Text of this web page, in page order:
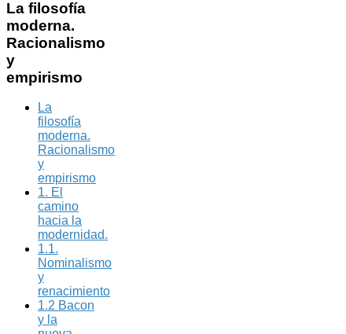
La filosofía
moderna.
Racionalismo
y
empirismo
La
filosofía
moderna.
Racionalismo
y
empirismo
1. El
camino
hacia la
modernidad.
1.1.
Nominalismo
y
renacimiento
1.2 Bacon
y la